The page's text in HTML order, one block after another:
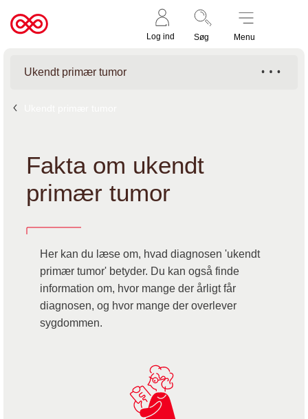
Til
Log ind Søg Menu
Ukendt primær tumor
Fakta om ukendt
primær tumor
Her kan du læse om, hvad diagnosen 'ukendt
primær tumor' betyder. Du kan også finde
information om, hvor mange der årligt får
diagnosen, og hvor mange der overlever
sygdommen.